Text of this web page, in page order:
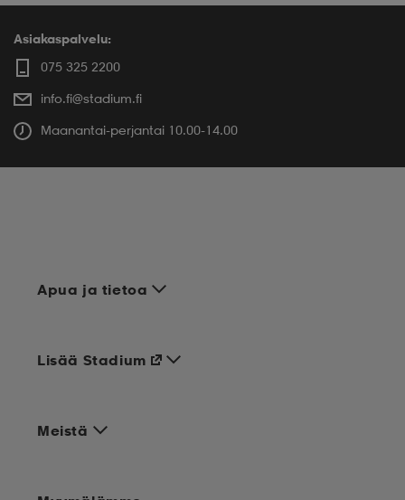
Asiakaspalvelu:
075 325 2200
info.fi@stadium.fi
Maanantai-perjantai 10.00-14.00
Apua ja tietoa
Meistä
Lisää Stadium